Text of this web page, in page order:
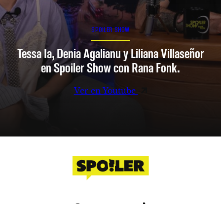
SPOILER SHOW
Tessa Ia, Denia Agalianu y Liliana Villaseñor
en Spoiler Show con Rana Fonk.
Ver en Youtube